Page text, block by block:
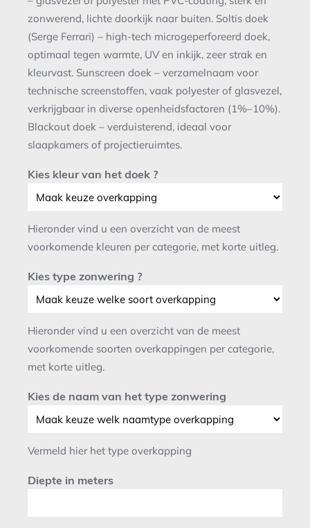
zonwerend, lichte doorkijk naar buiten. Soltis doek
(Serge Ferrari) – high-tech microgeperforeerd doek,
optimaal tegen warmte, UV en inkijk, zeer strak en
kleurvast. Sunscreen doek – verzamelnaam voor
technische screenstoffen, vaak polyester of glasvezel,
verkrijgbaar in diverse openheidsfactoren (1%–10%).
Blackout doek – verduisterend, ideaal voor
slaapkamers of projectieruimtes.
Kies kleur van het doek ?
Hieronder vind u een overzicht van de meest
voorkomende kleuren per categorie, met korte uitleg.
Kies type zonwering ?
Hieronder vind u een overzicht van de meest
voorkomende soorten overkappingen per categorie,
met korte uitleg.
Kies de naam van het type zonwering
Vermeld hier het type overkapping
Diepte in meters